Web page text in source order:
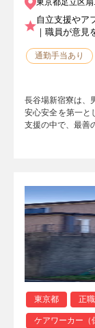
東京都足立区
自立支援やア
｜職員が意見
通勤手当あり
長谷場新宿寮は、
安心安全を第一と
支援の中で、最善
東京都 正
ケアワーカー（